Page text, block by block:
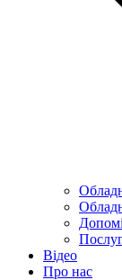
Відео
Про нас